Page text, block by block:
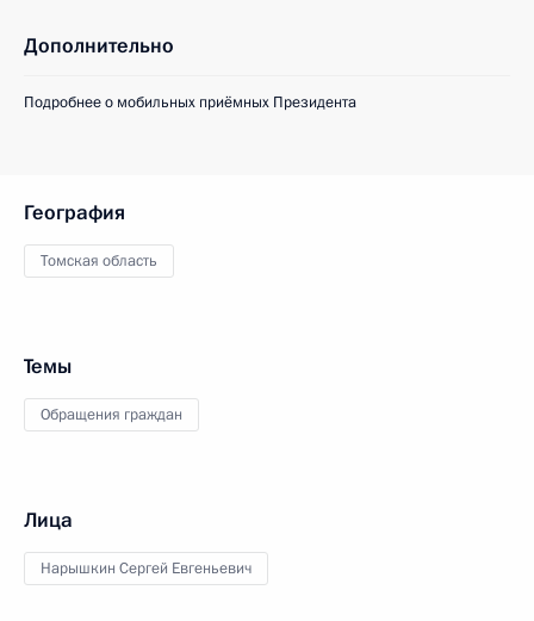
Дополнительно
Подробнее о мобильных приёмных Президента
География
Томская область
Темы
Обращения граждан
Лица
Нарышкин Сергей Евгеньевич